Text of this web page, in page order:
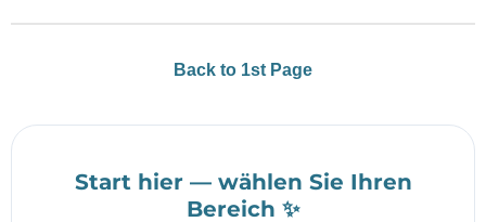
Back to 1st Page
Start hier — wählen Sie Ihren
Bereich ✨